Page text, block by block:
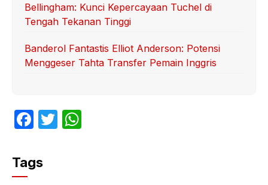
Bellingham: Kunci Kepercayaan Tuchel di
Tengah Tekanan Tinggi
Banderol Fantastis Elliot Anderson: Potensi
Menggeser Tahta Transfer Pemain Inggris
F
c
e
T
Tags